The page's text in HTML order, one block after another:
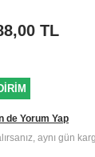
TL
de Yorum Yap
aynı gün